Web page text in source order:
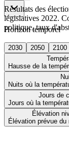
Horizon temporel
2030 2050
2100
Hausse de la
Nuits où la
Jours de
Jours où la
Élévation
Élévation prévue
Résultats des
législatives 2022.
politique, taux